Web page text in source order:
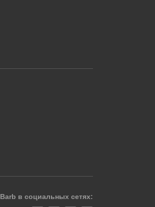
Barb в социальных сетях: